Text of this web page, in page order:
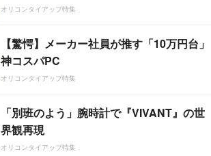
オリコンタイアップ特集
【驚愕】メーカー社員が推す「10万円台」
神コスパPC
オリコンタイアップ特集
「別班のよう」腕時計で『VIVANT』の世
界観再現
オリコンタイアップ特集